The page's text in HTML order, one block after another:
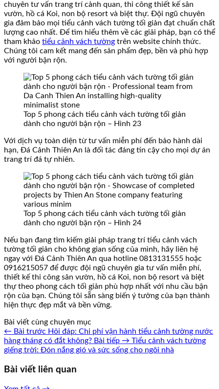
chuyên tư vấn trang trí cảnh quan, thi công thiết kế sân
vườn, hồ cá Koi, non bộ resort và biệt thự. Đội ngũ chuyên
gia đảm bảo mọi tiểu cảnh vách tường tối giản đạt chuẩn chất
lượng cao nhất. Để tìm hiểu thêm về các giải pháp, bạn có thể
tham khảo tiểu cảnh vách tường trên website chính thức.
Chúng tôi cam kết mang đến sản phẩm đẹp, bền và phù hợp
với người bận rộn.
Top 5 phong cách tiểu cảnh vách tường tối giản
dành cho người bận rộn – Hình 23
Với dịch vụ toàn diện từ tư vấn miễn phí đến bảo hành dài
hạn, Đá Cảnh Thiên An là đối tác đáng tin cậy cho mọi dự án
trang trí đá tự nhiên.
Top 5 phong cách tiểu cảnh vách tường tối giản
dành cho người bận rộn – Hình 24
Nếu bạn đang tìm kiếm giải pháp trang trí tiểu cảnh vách
tường tối giản cho không gian sống của mình, hãy liên hệ
ngay với Đá Cảnh Thiên An qua hotline 0813131555 hoặc
0916215057 để được đội ngũ chuyên gia tư vấn miễn phí,
thiết kế thi công sân vườn, hồ cá Koi, non bộ resort và biệt
thự theo phong cách tối giản phù hợp nhất với nhu cầu bận
rộn của bạn. Chúng tôi sẵn sàng biến ý tưởng của bạn thành
hiện thực đẹp mắt và bền vững.
Bài viết cùng chuyên mục
← Bài trước Hỏi đáp: Chi phí vận hành tiểu cảnh tường nước
hàng tháng có đắt không? Bài tiếp → Tiểu cảnh vách tường
giếng trời: Đón nắng gió và sức sống cho ngôi nhà
Bài viết liên quan